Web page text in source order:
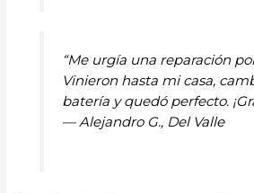
“Me urgía una reparación
Vinieron hasta mi casa,
batería y quedó perfecto.
—Alejandro G., Del Valle